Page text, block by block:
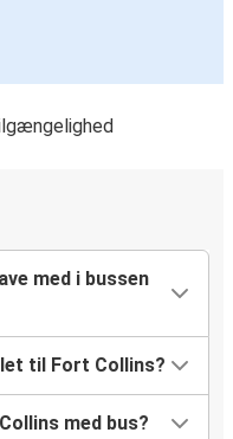
med i bussen
til Fort Collins?
med bus?